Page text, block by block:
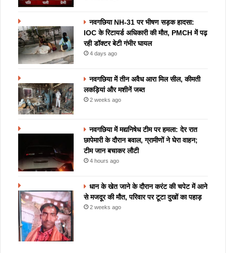
नवगछिया NH-31 पर भीषण सड़क हादसा:
IOC के रिटायर्ड अधिकारी की मौत, PMCH में पढ़
रही डॉक्टर बेटी गंभीर घायल
4 days ago
नवगछिया में तीन अवैध आरा मिल सील, कीमती
लकड़ियां और मशीनें जब्त
2 weeks ago
नवगछिया में मद्यनिषेध टीम पर हमला: देर रात
छापेमारी के दौरान बवाल, ग्रामीणों ने घेरा वाहन;
टीम जान बचाकर लौटी
4 hours ago
धान के खेत जाने के दौरान करंट की चपेट में आने
से मजदूर की मौत, परिवार पर टूटा दुखों का पहाड़
2 weeks ago